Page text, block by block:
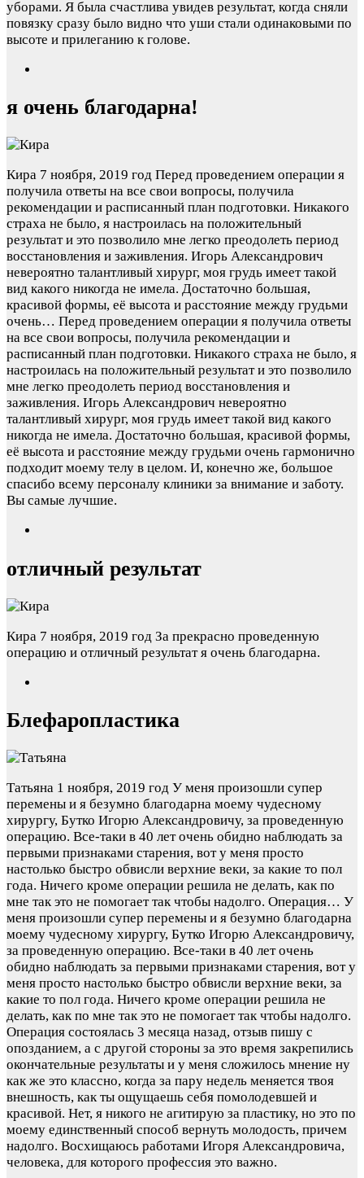
уборами. Я была счастлива увидев результат, когда сняли
повязку сразу было видно что уши стали одинаковыми по
высоте и прилеганию к голове.
я очень благодарна!
Кира 7 ноября, 2019 год Перед проведением операции я
получила ответы на все свои вопросы, получила
рекомендации и расписанный план подготовки. Никакого
страха не было, я настроилась на положительный
результат и это позволило мне легко преодолеть период
восстановления и заживления. Игорь Александрович
невероятно талантливый хирург, моя грудь имеет такой
вид какого никогда не имела. Достаточно большая,
красивой формы, её высота и расстояние между грудьми
очень… Перед проведением операции я получила ответы
на все свои вопросы, получила рекомендации и
расписанный план подготовки. Никакого страха не было, я
настроилась на положительный результат и это позволило
мне легко преодолеть период восстановления и
заживления. Игорь Александрович невероятно
талантливый хирург, моя грудь имеет такой вид какого
никогда не имела. Достаточно большая, красивой формы,
её высота и расстояние между грудьми очень гармонично
подходит моему телу в целом. И, конечно же, большое
спасибо всему персоналу клиники за внимание и заботу.
Вы самые лучшие.
отличный результат
Кира 7 ноября, 2019 год За прекрасно проведенную
операцию и отличный результат я очень благодарна.
Блефаропластика
Татьяна 1 ноября, 2019 год У меня произошли супер
перемены и я безумно благодарна моему чудесному
хирургу, Бутко Игорю Александровичу, за проведенную
операцию. Все-таки в 40 лет очень обидно наблюдать за
первыми признаками старения, вот у меня просто
настолько быстро обвисли верхние веки, за какие то пол
года. Ничего кроме операции решила не делать, как по
мне так это не помогает так чтобы надолго. Операция… У
меня произошли супер перемены и я безумно благодарна
моему чудесному хирургу, Бутко Игорю Александровичу,
за проведенную операцию. Все-таки в 40 лет очень
обидно наблюдать за первыми признаками старения, вот у
меня просто настолько быстро обвисли верхние веки, за
какие то пол года. Ничего кроме операции решила не
делать, как по мне так это не помогает так чтобы надолго.
Операция состоялась 3 месяца назад, отзыв пишу с
опозданием, а с другой стороны за это время закрепились
окончательные результаты и у меня сложилось мнение ну
как же это классно, когда за пару недель меняется твоя
внешность, как ты ощущаешь себя помолодевшей и
красивой. Нет, я никого не агитирую за пластику, но это по
моему единственный способ вернуть молодость, причем
надолго. Восхищаюсь работами Игоря Александровича,
человека, для которого профессия это важно.